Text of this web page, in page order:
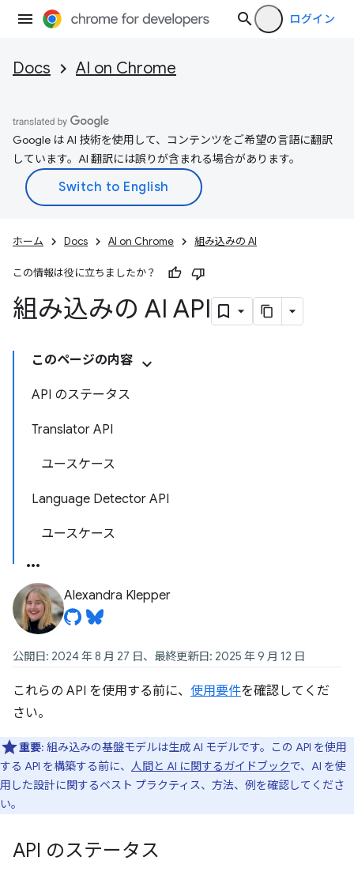
ログイン
Docs AI on Chrome
Google は AI 技術を使用して、コンテンツをご希望の言語に翻訳
しています。AI 翻訳には誤りが含まれる場合があります。
ホーム Docs AI on Chrome 組み込みの AI
この情報は役に立ちましたか？
組み込みの AI API
このページの内容
API のステータス
Translator API
ユースケース
Language Detector API
ユースケース
Alexandra Klepper
公開日: 2024 年 8 月 27 日、最終更新日: 2025 年 9 月 12 日
これらの API を使用する前に、 使用要件を確認してくだ
さい。
重要: 組み込みの基盤モデルは生成 AI モデルです。この API を使用
する API を構築する前に、 人間と AI に関するガイドブックで、AI を使
用した設計に関するベスト プラクティス、方法、例を確認してくださ
い。
API のステータス